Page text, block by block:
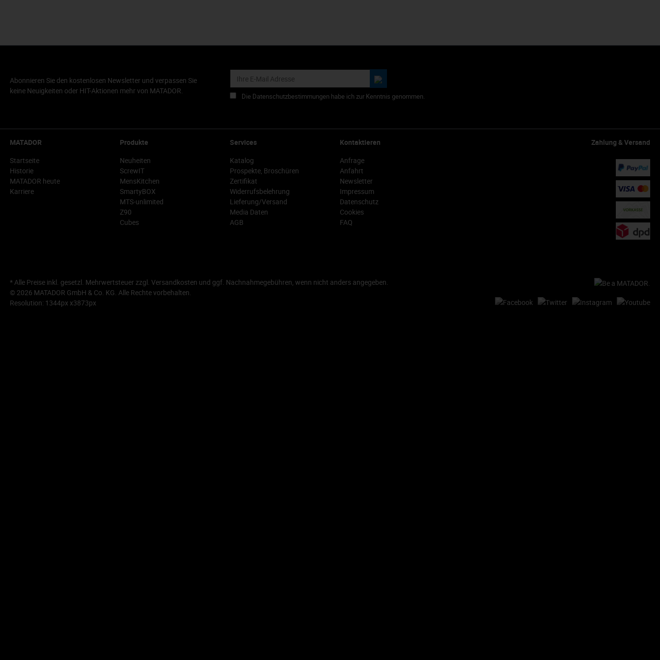
Abonnieren Sie den kostenlosen Newsletter und verpassen Sie
keine Neuigkeiten oder HIT-Aktionen mehr von MATADOR.
Die Datenschutzbestimmungen habe ich zur Kenntnis genommen.
MATADOR
Startseite
Historie
MATADOR heute
Karriere
Produkte
Neuheiten
ScrewIT
MensKitchen
SmartyBOX
MTS-unlimited
Z90
Cubes
Services
Katalog
Prospekte, Broschüren
Zertifikat
Widerrufsbelehrung
Lieferung/Versand
Media Daten
AGB
Kontaktieren
Anfrage
Anfahrt
Newsletter
Impressum
Datenschutz
Cookies
FAQ
Zahlung & Versand
* Alle Preise inkl. gesetzl. Mehrwertsteuer zzgl. Versandkosten und ggf. Nachnahmegebühren, wenn nicht anders angegeben.
© 2026 MATADOR GmbH & Co. KG. Alle Rechte vorbehalten.
Resolution: 1344px x3873px